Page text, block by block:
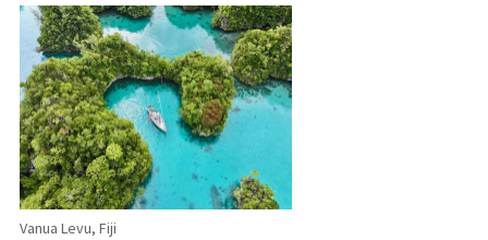
Vanua Levu, Fiji